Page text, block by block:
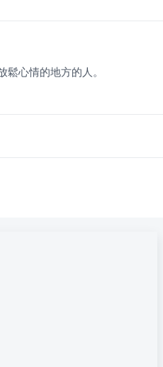
鬆心情的地方的人。